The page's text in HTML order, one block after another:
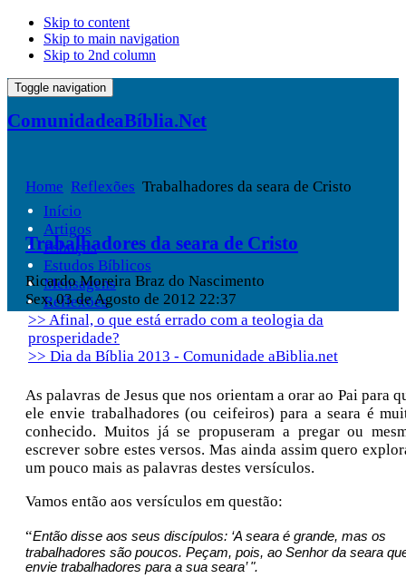
Skip to content
Skip to main navigation
Skip to 2nd column
Toggle navigation
ComunidadeaBíblia.Net
Início
Artigos
Esboços
Estudos Bíblicos
Mensagens
Reflexões
Home Reflexões Trabalhadores da seara de Cristo
Trabalhadores da seara de Cristo
Ricardo Moreira Braz do Nascimento
Sex, 03 de Agosto de 2012 22:37
>> Afinal, o que está errado com a teologia da
prosperidade?
>> Dia da Bíblia 2013 - Comunidade aBiblia.net
As palavras de Jesus que nos orientam a orar ao Pai para
ele envie trabalhadores (ou ceifeiros) para a seara é
conhecido. Muitos já se propuseram a pregar ou
escrever sobre estes versos. Mas ainda assim quero
um pouco mais as palavras destes versículos.
Vamos então aos versículos em questão:
“Então disse aos seus discípulos: ‘A seara é grande, mas os
trabalhadores são poucos. Peçam, pois, ao Senhor da seara
envie trabalhadores para a sua seara’ ".